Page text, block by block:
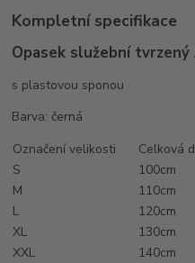
Kompletní specifikace
Opasek služební tvrzený
s plastovou sponou
Barva: černá
Označení velikosti
Celková
S
100cm
M
110cm
L
120cm
XL
130cm
XXL
140cm